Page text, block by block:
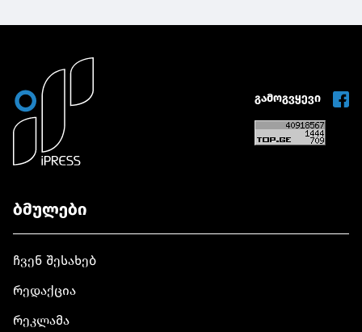
გამოგვყევი
ბმულები
ჩვენ შესახებ
რედაქცია
რეკლამა